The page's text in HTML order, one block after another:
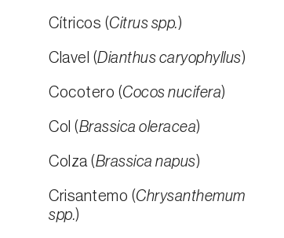
Cítricos (Citrus spp.)
Clavel (Dianthus caryophyllus)
Cocotero (Cocos nucifera)
Col (Brassica oleracea)
Colza (Brassica napus)
Crisantemo (Chrysanthemum
spp.)